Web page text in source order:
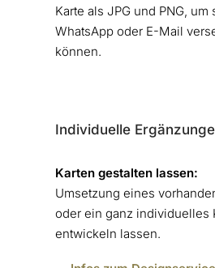
Karte als JPG und PNG,
WhatsApp oder E-Mail
können.
Individuelle
Karten gestalten lassen:
Umsetzung eines
oder ein ganz individuelles
entwickeln lassen.